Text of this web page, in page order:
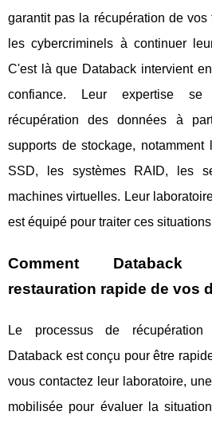
garantit pas la récupération de
les cybercriminels à continuer
C'est là que Databack intervient
confiance. Leur expertise
récupération des données à
supports de stockage,
SSD, les systèmes RAID, les
machines virtuelles. Leur
est équipé pour traiter ces
Comment
restauration rapide de vos
Le processus de
Databack est conçu pour être
vous contactez leur laboratoire,
mobilisée pour évaluer la